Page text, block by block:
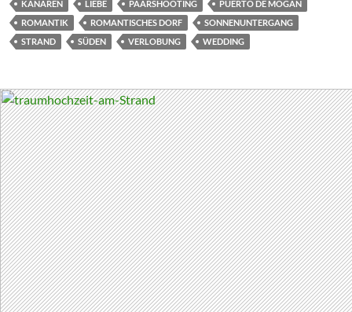
KANAREN LIEBE PAARSHOOTING
PUERTO DE MOGAN
ROMANTIK
ROMANTISCHES DORF
SONNENUNTERGANG
STRAND
SÜDEN VERLOBUNG WEDDING